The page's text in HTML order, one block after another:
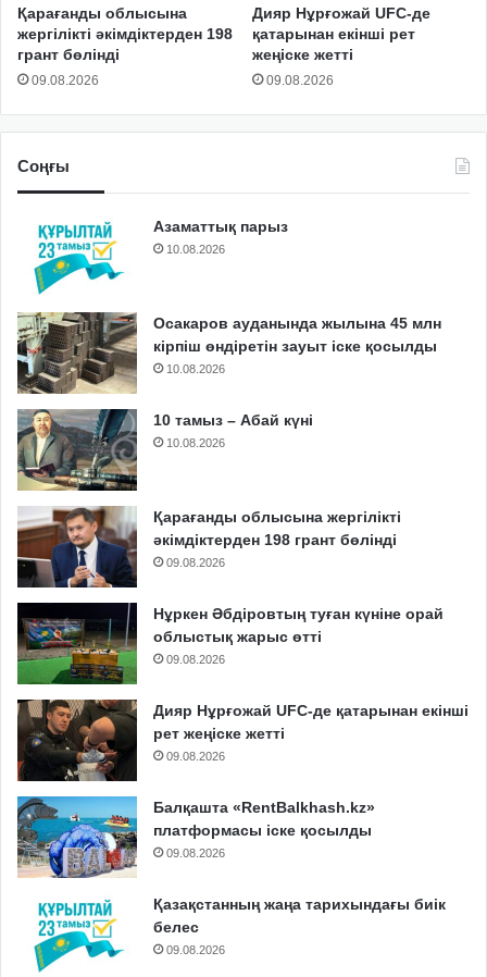
Қарағанды облысына
жергілікті әкімдіктерден 198
грант бөлінді
09.08.2026
Дияр Нұрғожай UFC-де
қатарынан екінші рет
жеңіске жетті
09.08.2026
Соңғы
Азаматтық парыз
10.08.2026
Осакаров ауданында жылына 45 млн
кірпіш өндіретін зауыт іске қосылды
10.08.2026
10 тамыз – Абай күні
10.08.2026
Қарағанды облысына жергілікті
әкімдіктерден 198 грант бөлінді
09.08.2026
Нұркен Әбдіровтың туған күніне орай
облыстық жарыс өтті
09.08.2026
Дияр Нұрғожай UFC-де қатарынан екінші
рет жеңіске жетті
09.08.2026
Балқашта «RentBalkhash.kz»
платформасы іске қосылды
09.08.2026
Қазақстанның жаңа тарихындағы биік
белес
09.08.2026